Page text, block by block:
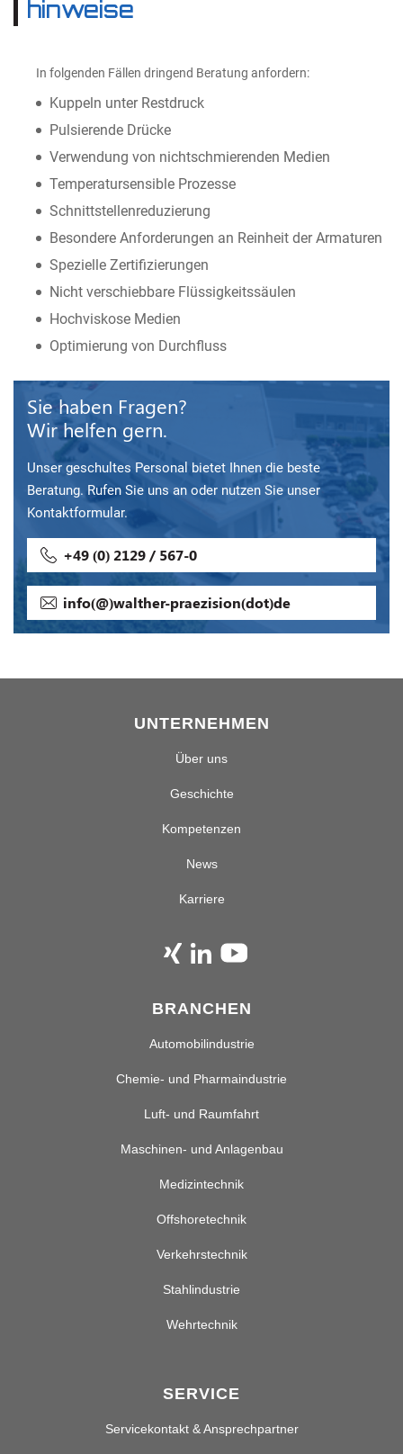
hinweise
In folgenden Fällen dringend Beratung anfordern:
Kuppeln unter Restdruck
Pulsierende Drücke
Verwendung von nichtschmierenden Medien
Temperatursensible Prozesse
Schnittstellenreduzierung
Besondere Anforderungen an Reinheit der Armaturen
Spezielle Zertifizierungen
Nicht verschiebbare Flüssigkeitssäulen
Hochviskose Medien
Optimierung von Durchfluss
Sie haben Fragen?
Wir helfen gern.
Unser geschultes Personal bietet Ihnen die beste
Beratung. Rufen Sie uns an oder nutzen Sie unser
Kontaktformular.
+49 (0) 2129 / 567-0
info(@)walther-praezision(dot)de
UNTERNEHMEN
Über uns
Geschichte
Kompetenzen
News
Karriere
BRANCHEN
Automobilindustrie
Chemie- und Pharmaindustrie
Luft- und Raumfahrt
Maschinen- und Anlagenbau
Medizintechnik
Offshoretechnik
Verkehrstechnik
Stahlindustrie
Wehrtechnik
SERVICE
Servicekontakt & Ansprechpartner